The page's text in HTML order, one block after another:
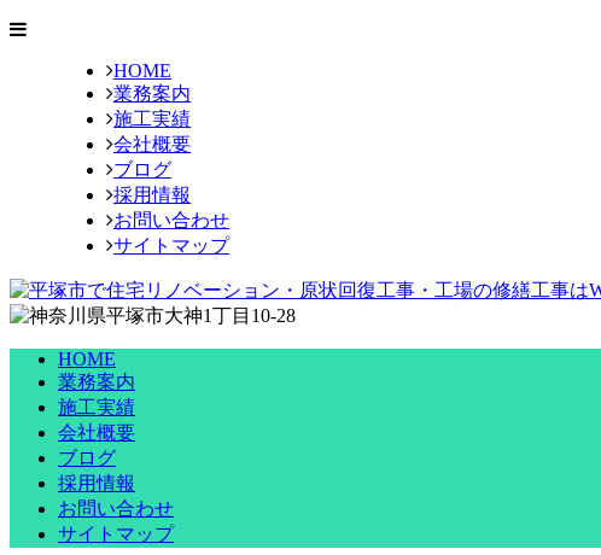
HOME
業務案内
施工実績
会社概要
ブログ
採用情報
お問い合わせ
サイトマップ
HOME
業務案内
施工実績
会社概要
ブログ
採用情報
お問い合わせ
サイトマップ